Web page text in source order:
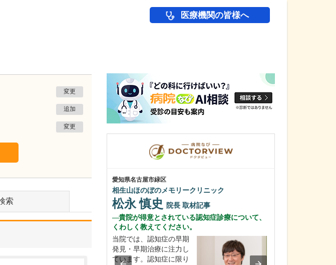
医療機関の皆様へ
変更
追加
変更
索
愛知県名古屋市緑区
相生山ほのぼのメモリークリニック
松永 慎史 院長 取材記事
貴院が得意とされている認知症診療について、
くわしく教えてください。
当院では、認知症の早期
発見・早期治療に注力し
ています。認知症に限り
長